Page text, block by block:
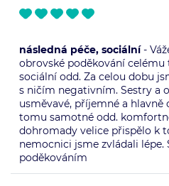
následná péče, sociální-
obrovské poděkování
sociální odd. Za celou dobu
s ničím negativním. Sestry a
usměvavé, příjemné a
tomu samotné odd.
dohromady velice přispělo k
nemocnici jsme zvládali lépe.
poděkováním